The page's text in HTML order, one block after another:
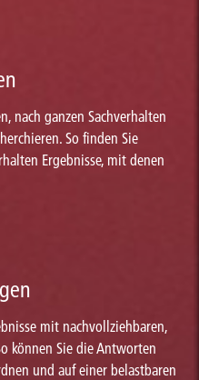
nach ganzen Sachverhalten
So finden Sie
Ergebnisse, mit denen
mit nachvollziehbaren,
können Sie die Antworten
und auf einer belastbaren